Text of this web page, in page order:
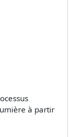
à partir